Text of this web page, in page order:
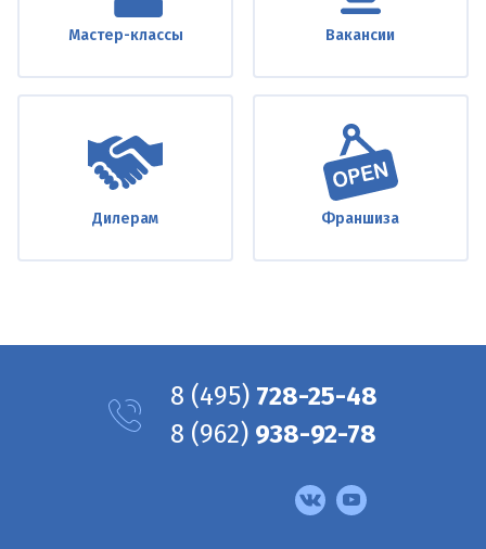
Мастер-классы Вакансии
Дилерам Франшиза
8 (495) 728-25-48
8 (962) 938-92-78